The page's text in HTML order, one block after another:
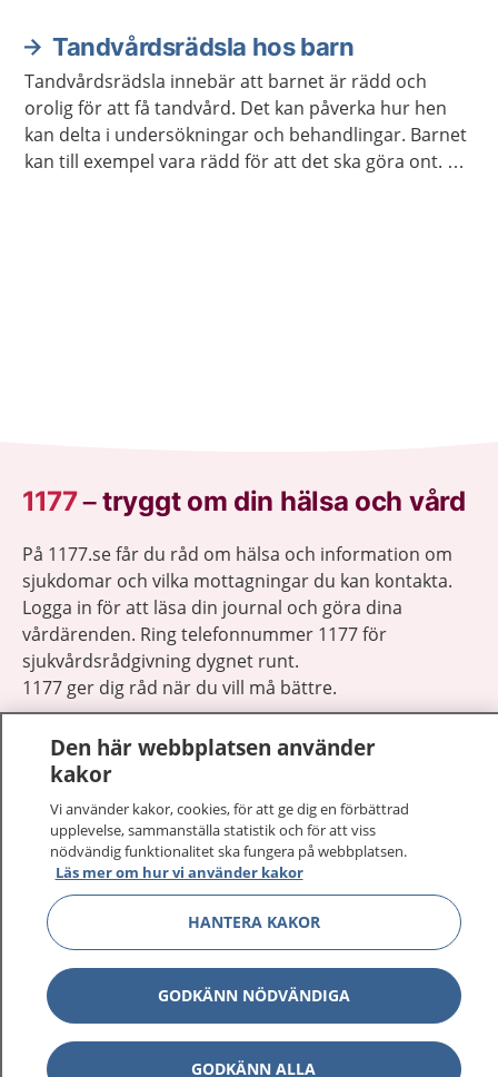
Tandvårdsrädsla hos barn
Tandvårdsrädsla innebär att barnet är rädd och
orolig för att få tandvård. Det kan påverka hur hen
kan delta i undersökningar och behandlingar. Barnet
kan till exempel vara rädd för att det ska göra ont. Ni
1177–tryggt om din hälsa och vård
På 1177.se får du råd om hälsa och information om
sjukdomar och vilka mottagningar du kan kontakta.
Logga in för att läsa din journal och göra dina
vårdärenden. Ring telefonnummer 1177 för
sjukvårdsrådgivning dygnet runt.
1177 ger dig råd när du vill må bättre.
1177 på flera språk
Om 1177
Kontakt Visa
Den här webbplatsen använder
kakor
Vi använder kakor, cookies, för att ge dig en förbättrad
upplevelse, sammanställa statistik och för att viss
nödvändig funktionalitet ska fungera på webbplatsen.
Läs mer om hur vi använder kakor
HANTERA KAKOR
GODKÄNN NÖDVÄNDIGA
GODKÄNN ALLA